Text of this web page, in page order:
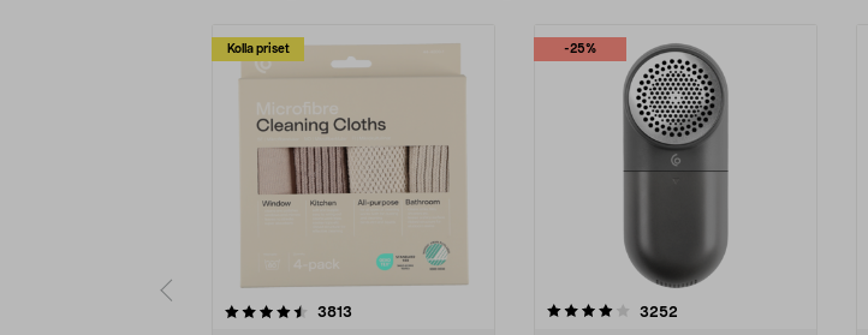
Kolla priset
3813
-25%
4.0av 5 stjärnor 3252
4.5av 5 stjärnor